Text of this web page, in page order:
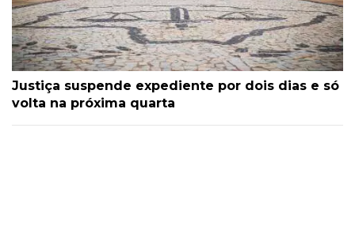
Justiça suspende expediente por dois dias e só
volta na próxima quarta